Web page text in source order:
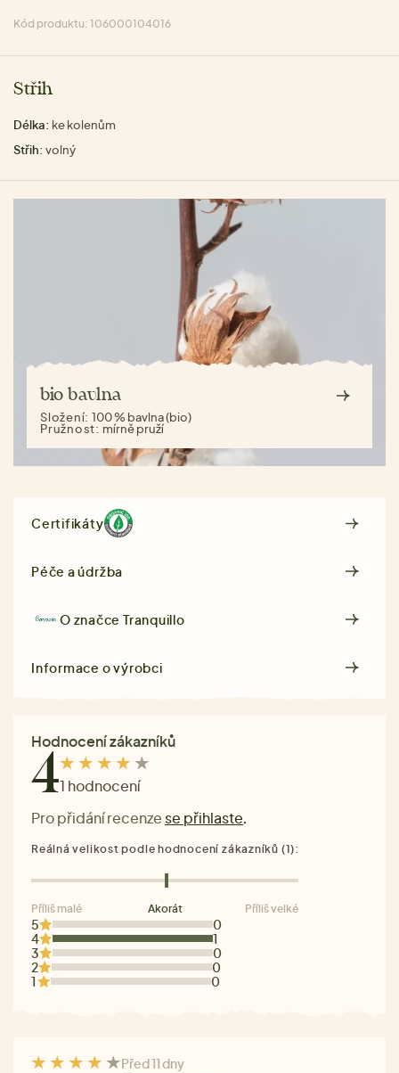
Kód produktu: 106000104016
Střih
Délka: ke kolenům
Střih: volný
bio bavlna
Složení:100 % bavlna (bio)
Pružnost: mírně pruží
Certifikáty
Péče a údržba
O značceTranquillo
Informace o výrobci
Hodnocení zákazníků
41 hodnocení
Pro přidání recenze se přihlaste.
5
0
4
1
3
0
2
0
1
0
Reálná velikost podle hodnocení zákazníků (1):
Příliš malé Akorát Příliš velké
Před 11 dny